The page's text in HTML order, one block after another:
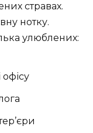
стравах.
нотку.
улюблених:
офісу